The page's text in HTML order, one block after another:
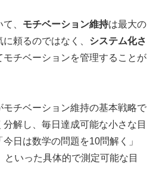
、 モチベーション維持は最大の
頼るのではなく、 システム化さ
モチベーションを管理することが
モチベーション維持の基本戦略で
解し、毎日達成可能な小さな目
日は数学の問題を10問解く」
といった具体的で測定可能な目